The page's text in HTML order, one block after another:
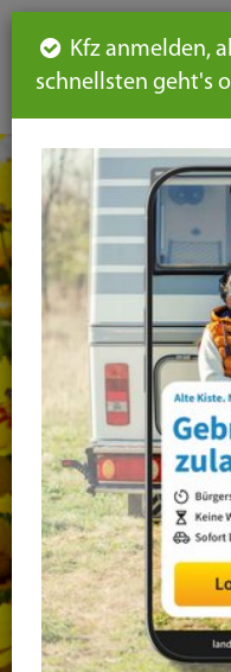
Seiteninhalt
Hauptnavigation
Seitennavigation
leichte
Sprache
Kfz anmelden,
schnellsten geht's